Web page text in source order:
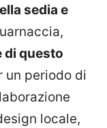
sedia e
di questo
un periodo di
locale,